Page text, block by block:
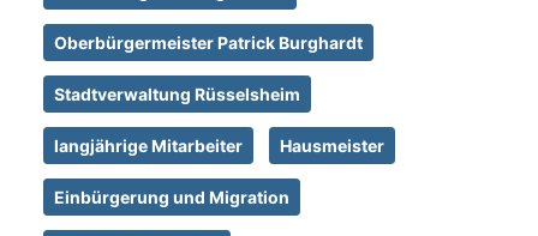
Oberbürgermeister Patrick Burghardt
Stadtverwaltung Rüsselsheim
langjährige Mitarbeiter Hausmeister
Einbürgerung und Migration